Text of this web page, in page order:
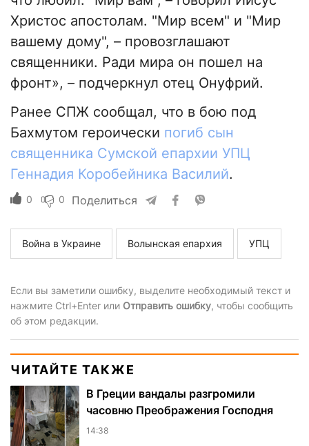
Христос апостолам. "Мир всем" и "Мир
вашему дому", – провозглашают
священники. Ради мира он пошел на
фронт», – подчеркнул отец Онуфрий.
Ранее СПЖ сообщал, что в бою под
Бахмутом героически погиб сын
священника Сумской епархии УПЦ
Геннадия Коробейника Василий.
0 0 Поделиться
Война в Украине Волынская епархия УПЦ
Если вы заметили ошибку, выделите необходимый текст и
нажмите Ctrl+Enter или Отправить ошибку, чтобы сообщить
об этом редакции.
ЧИТАЙТЕ ТАКЖЕ
В Греции вандалы разгромили
часовню Преображения Господня
14:38